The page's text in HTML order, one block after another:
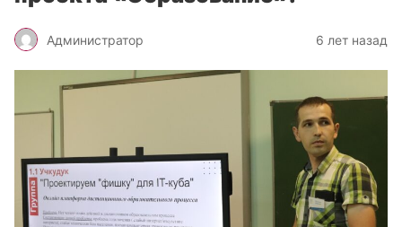
Администратор 6 лет назад